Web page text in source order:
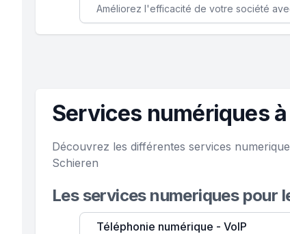
Services numériques
Découvrez les différentes services
Schieren
Les services numeriques pour
Téléphonie numérique - VoIP